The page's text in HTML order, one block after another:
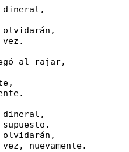
dineral,
olvidarán,
al rajar,
dineral,
olvidarán,
nuevamente.